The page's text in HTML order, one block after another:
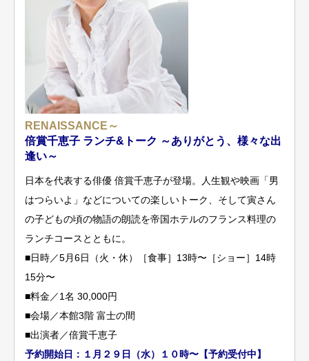
RENAISSANCE～
倍賞千恵子 ランチ&トーク ～ありがとう、様々な出
逢い～
日本を代表する俳優 倍賞千恵子が登場。人生観や映画「男
はつらいよ」などについての楽しいトーク、そして寅さん
の子どもの頃の物語の朗読を帝国ホテルのフランス料理の
ランチコースとともに。
■日時／5月6日（火・休）［食事］13時〜［ショー］14時
15分〜
■料金／1名 30,000円
■会場／本館3階 富士の間
■出演者／倍賞千恵子
予約開始日：１月２９日（水）１０時〜【予約受付中】